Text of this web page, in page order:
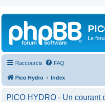
Le
Raccourcis FAQ
Pico Hydro Index
PICO HYDRO - Un